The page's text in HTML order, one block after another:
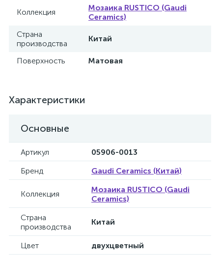
Коллекция
Мозаика RUSTICO (Gaudi
Ceramics)
Страна
производства
Китай
Поверхность Матовая
Характеристики
Основные
Артикул
05906-0013
Бренд
Gaudi Ceramics (Китай)
Коллекция
Мозаика RUSTICO (Gaudi
Ceramics)
Страна
производства
Китай
Цвет двухцветный